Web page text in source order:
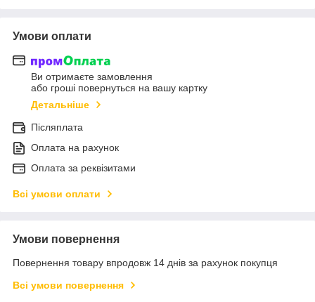
Умови оплати
Ви отримаєте замовлення
або гроші повернуться на вашу картку
Детальніше
Післяплата
Оплата на рахунок
Оплата за реквізитами
Всі умови оплати
Умови повернення
Повернення товару впродовж 14 днів за рахунок покупця
Всі умови повернення